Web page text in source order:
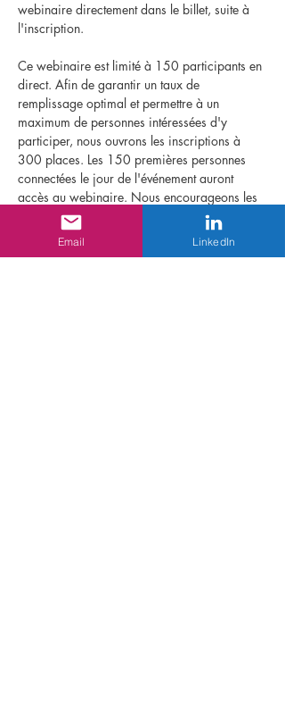
webinaire directement dans le billet, suite à
l'inscription.
Ce webinaire est limité à 150 participants en
direct. Afin de garantir un taux de
remplissage optimal et permettre à un
maximum de personnes intéressées d'y
participer, nous ouvrons les inscriptions à
300 places. Les 150 premières personnes
connectées le jour de l'événement auront
accès au webinaire. Nous encourageons les
personnes inscrites à se connecter quelques
minutes avant l'heure prévue pour garantir
votre place. A défaut, nous vous ferons
Email LinkedIn